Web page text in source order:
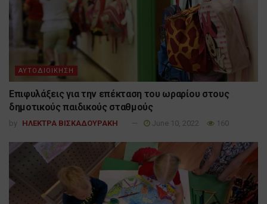
ΑΥΤΟΔΙΟΙΚΗΣΗ
Επιφυλάξεις για την επέκταση του ωραρίου στους
δημοτικούς παιδικούς σταθμούς
by ΗΛΕΚΤΡΑ ΒΙΣΚΑΔΟΥΡΑΚΗ June 10, 2022 160